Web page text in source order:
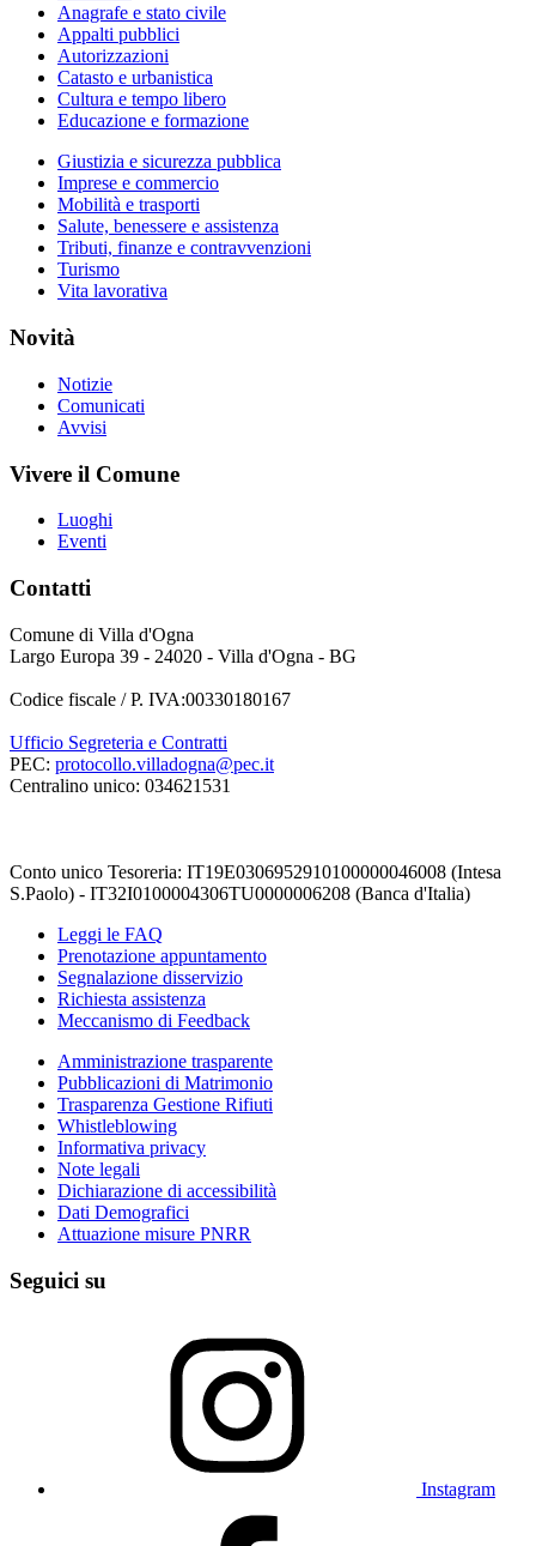
Anagrafe e stato civile
Appalti pubblici
Autorizzazioni
Catasto e urbanistica
Cultura e tempo libero
Educazione e formazione
Giustizia e sicurezza pubblica
Imprese e commercio
Mobilità e trasporti
Salute, benessere e assistenza
Tributi, finanze e contravvenzioni
Turismo
Vita lavorativa
Novità
Notizie
Comunicati
Avvisi
Vivere il Comune
Luoghi
Eventi
Contatti
Comune di Villa d'Ogna
Largo Europa 39 - 24020 - Villa d'Ogna - BG
Codice fiscale / P. IVA:00330180167
Ufficio Segreteria e Contratti
PEC: protocollo.villadogna@pec.it
Centralino unico: 034621531
Conto unico Tesoreria: IT19E0306952910100000046008 (Intesa
S.Paolo) - IT32I0100004306TU0000006208 (Banca d'Italia)
Leggi le FAQ
Prenotazione appuntamento
Segnalazione disservizio
Richiesta assistenza
Meccanismo di Feedback
Amministrazione trasparente
Pubblicazioni di Matrimonio
Trasparenza Gestione Rifiuti
Whistleblowing
Informativa privacy
Note legali
Dichiarazione di accessibilità
Dati Demografici
Attuazione misure PNRR
Seguici su
Instagram